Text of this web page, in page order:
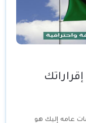
عامه إليك هو